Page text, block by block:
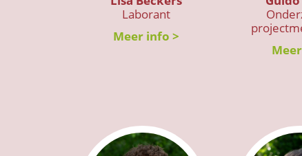
Laborant
Meer info >